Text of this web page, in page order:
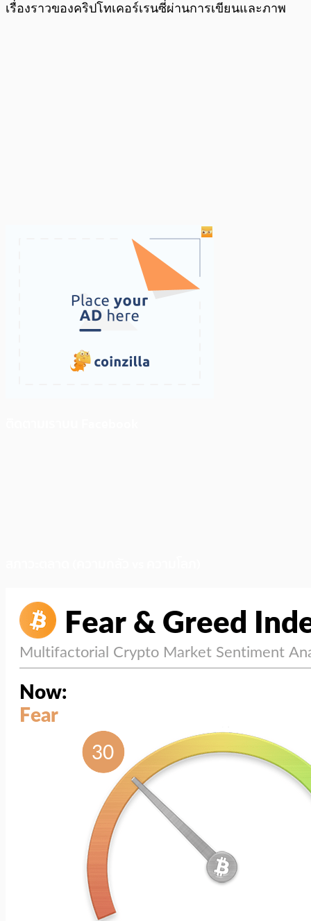
เรื่องราวของคริปโทเคอร์เรนซี่ผ่านการเขียนและภาพ